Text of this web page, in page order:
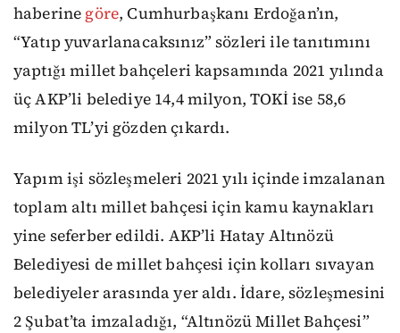
haberine göre, Cumhurbaşkanı Erdoğan’ın,
“Yatıp yuvarlanacaksınız” sözleri ile tanıtımını
yaptığı millet bahçeleri kapsamında 2021 yılında
üç AKP’li belediye 14,4 milyon, TOKİ ise 58,6
milyon TL’yi gözden çıkardı.
Yapım işi sözleşmeleri 2021 yılı içinde imzalanan
toplam altı millet bahçesi için kamu kaynakları
yine seferber edildi. AKP’li Hatay Altınözü
Belediyesi de millet bahçesi için kolları sıvayan
belediyeler arasında yer aldı. İdare, sözleşmesini
2 Şubat’ta imzaladığı, “Altınözü Millet Bahçesi”